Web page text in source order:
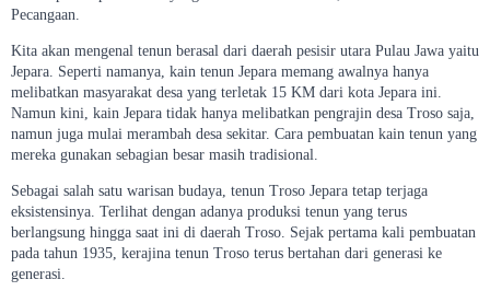
Pecangaan.
Kita akan mengenal tenun berasal dari daerah pesisir utara Pulau Jawa yaitu
Jepara. Seperti namanya, kain tenun Jepara memang awalnya hanya
melibatkan masyarakat desa yang terletak 15 KM dari kota Jepara ini.
Namun kini, kain Jepara tidak hanya melibatkan pengrajin desa Troso saja,
namun juga mulai merambah desa sekitar. Cara pembuatan kain tenun yang
mereka gunakan sebagian besar masih tradisional.
Sebagai salah satu warisan budaya, tenun Troso Jepara tetap terjaga
eksistensinya. Terlihat dengan adanya produksi tenun yang terus
berlangsung hingga saat ini di daerah Troso. Sejak pertama kali pembuatan
pada tahun 1935, kerajina tenun Troso terus bertahan dari generasi ke
generasi.